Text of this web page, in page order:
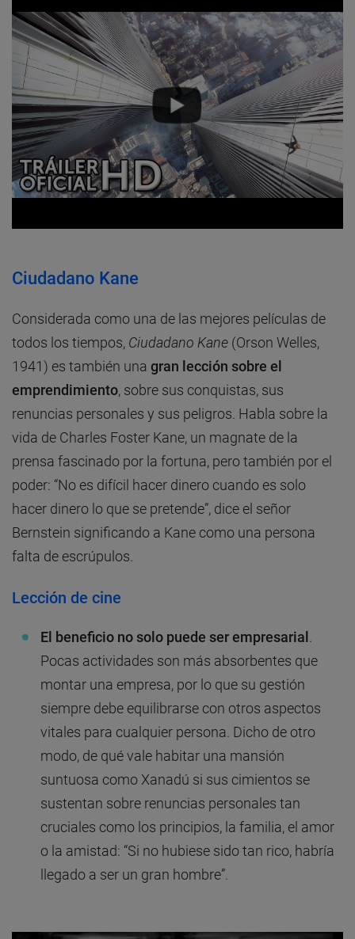
Ciudadano Kane
Considerada como una de las mejores películas de
todos los tiempos, Ciudadano Kane (Orson Welles,
1941) es también una gran lección sobre el
emprendimiento, sobre sus conquistas, sus
renuncias personales y sus peligros. Habla sobre la
vida de Charles Foster Kane, un magnate de la
prensa fascinado por la fortuna, pero también por el
poder: “No es difícil hacer dinero cuando es solo
hacer dinero lo que se pretende”, dice el señor
Bernstein significando a Kane como una persona
falta de escrúpulos.
Lección de cine
El beneficio no solo puede ser empresarial .
Pocas actividades son más absorbentes que
montar una empresa, por lo que su gestión
siempre debe equilibrarse con otros aspectos
vitales para cualquier persona. Dicho de otro
modo, de qué vale habitar una mansión
suntuosa como Xanadú si sus cimientos se
sustentan sobre renuncias personales tan
cruciales como los principios, la familia, el amor
o la amistad: “Si no hubiese sido tan rico, habría
llegado a ser un gran hombre”.